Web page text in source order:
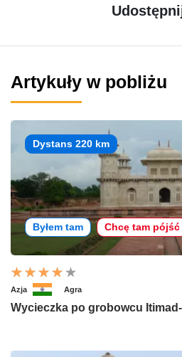
Artykuły w pobliżu
Dystans 220 km
Byłem tam Chcę tam pójść
Azja Agra
Wycieczka po grobowcu